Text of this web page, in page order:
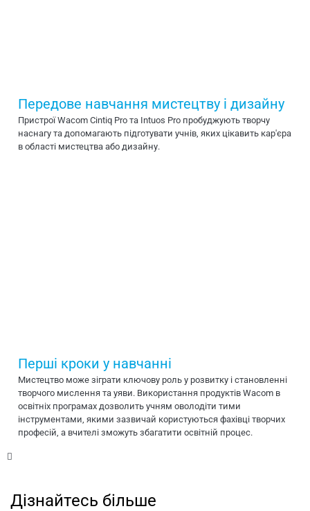
Передове навчання мистецтву і дизайну
Пристрої Wacom Cintiq Pro та Intuos Pro пробуджують творчу
наснагу та допомагають підготувати учнів, яких цікавить кар'єра
в області мистецтва або дизайну.
Перші кроки у навчанні
Мистецтво може зіграти ключову роль у розвитку і становленні
творчого мислення та уяви. Використання продуктів Wacom в
освітніх програмах дозволить учням оволодіти тими
інструментами, якими зазвичай користуються фахівці творчих
професій, а вчителі зможуть збагатити освітній процес.
Дізнайтесь більше